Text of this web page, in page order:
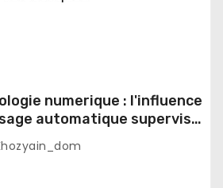
numerique : l'influence
automatique supervise